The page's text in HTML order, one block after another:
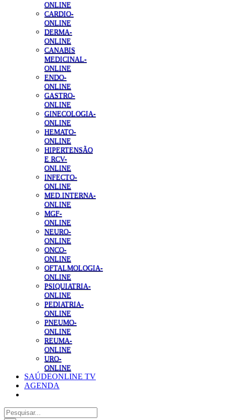
ONLINE
CARDIO-
ONLINE
DERMA-
ONLINE
CANABIS
MEDICINAL-
ONLINE
ENDO-
ONLINE
GASTRO-
ONLINE
GINECOLOGIA-
ONLINE
HEMATO-
ONLINE
HIPERTENSÃO
E RCV-
ONLINE
INFECTO-
ONLINE
MED.INTERNA-
ONLINE
MGF-
ONLINE
NEURO-
ONLINE
ONCO-
ONLINE
OFTALMOLOGIA-
ONLINE
PSIQUIATRIA-
ONLINE
PEDIATRIA-
ONLINE
PNEUMO-
ONLINE
REUMA-
ONLINE
URO-
ONLINE
SAÚDEONLINE TV
AGENDA
Pesquisar